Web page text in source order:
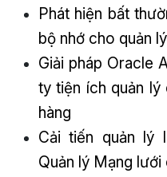
Phát hiện bất
bộ nhớ cho quản
Giải pháp Oracle
ty tiện ích quản lý
hàng
Cải tiến quản lý
Quản lý Mạng